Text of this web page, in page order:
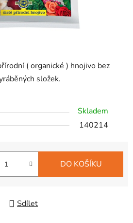
( organické ) hnojivo bez
složek.
Skladem
140214
DO KOŠÍKU
Sdílet